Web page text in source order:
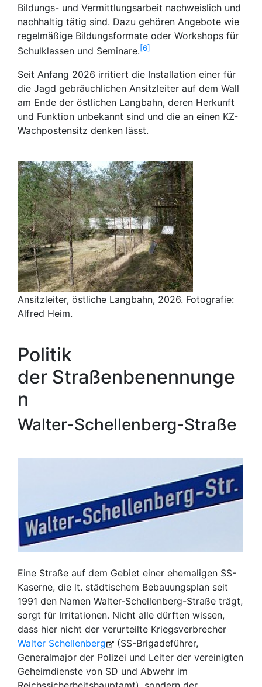
Bildungs- und Vermittlungsarbeit nachweislich und
nachhaltig tätig sind. Dazu gehören Angebote wie
regelmäßige Bildungsformate oder Workshops für
Schulklassen und Seminare. 6
Seit Anfang 2026 irritiert die Installation einer für
die Jagd gebräuchlichen Ansitzleiter auf dem Wall
am Ende der östlichen Langbahn, deren Herkunft
und Funktion unbekannt sind und die an einen KZ-
Wachpostensitz denken lässt.
Ansitzleiter, östliche Langbahn, 2026. Fotografie:
Alfred Heim.
Politik
der Straßenbenennunge
n
Walter-Schellenberg-Straße
Eine Straße auf dem Gebiet einer ehemaligen SS-
Kaserne, die lt. städtischem Bebauungsplan seit
1991 den Namen Walter-Schellenberg-Straße trägt,
sorgt für Irritationen. Nicht alle dürften wissen,
dass hier nicht der verurteilte Kriegsverbrecher
Walter Schellenberg
(SS-Brigadeführer,
Generalmajor der Polizei und Leiter der vereinigten
Geheimdienste von SD und Abwehr im